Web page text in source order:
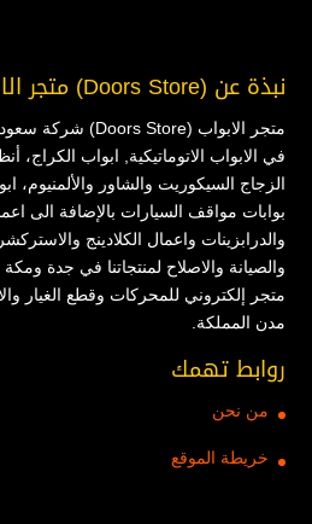
نبذة عن (Doors Store) متجر الابواب
في الابواب الاتوماتيكية, ابواب الكراج،
الزجاج السيكوريت والشاور والألمنيوم،
بوابات مواقف السيارات بالإضافة الى
والدرابزينات واعمال الكلادينج
والصيانة والاصلاح لمنتجاتنا في جدة
متجر إلكتروني للمحركات وقطع الغيار
مدن المملكة.
روابط تهمك
من نحن
خريطة الموقع